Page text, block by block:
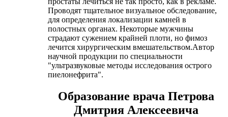
Проводят тщательное визуальное обследование,
для определения локализации камней в
полостных органах. Некоторые мужчины
страдают сужением крайней плоти, но фимоз
лечится хирургическим вмешательством.Автор
научной продукции по специальности
"ультразвуковые методы исследования острого
пиелонефрита".
Образование врача Петрова
Дмитрия Алексеевича